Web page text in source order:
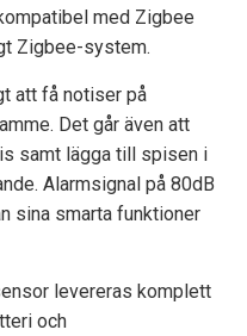
med Zigbee
Zigbee-system.
att få notiser på
Det går även att
samt lägga till spisen i
Alarmsignal på 80dB
sina smarta funktioner
levereras komplett
och